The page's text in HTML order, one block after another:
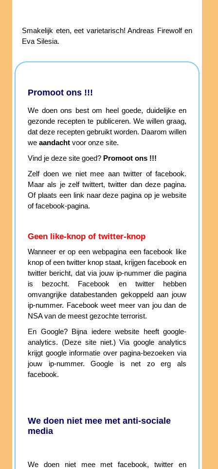
Smakelijk eten, eet varietarisch! Andreas Firewolf en
Eva Silesia.
Promoot ons !!!
We doen ons best om heel goede, duidelijke en
gezonde recepten te publiceren. We willen graag,
dat deze recepten gebruikt worden. Daarom willen
we aandacht voor onze site.
Vind je deze site goed? Promoot ons !!!
Zelf doen we niet mee aan twitter of facebook.
Maar als je zelf twittert, twitter dan deze pagina.
Of plaats een link naar deze pagina op je website
of facebook-pagina.
Geen like-knop of twitter-knop
Wanneer er op een webpagina een facebook like
knop of een twitter knop staat, krijgen facebook en
twitter bericht, dat via jouw ip-nummer die pagina
is bezocht. Facebook en twitter hebben
omvangrijke databestanden gekoppeld aan jouw
ip-nummer. Facebook weet meer van jou dan de
NSA van de meest gezochte terrorist.
En Google? Bijna iedere website heeft google-
analytics. (Deze site niet.) Via google analytics
krijgt google informatie over pagina-bezoeken via
jouw ip-nummer. Google is net zo erg als
facebook.
We doen niet mee met anti-sociale
media
We doen niet mee met facebook, twitter en